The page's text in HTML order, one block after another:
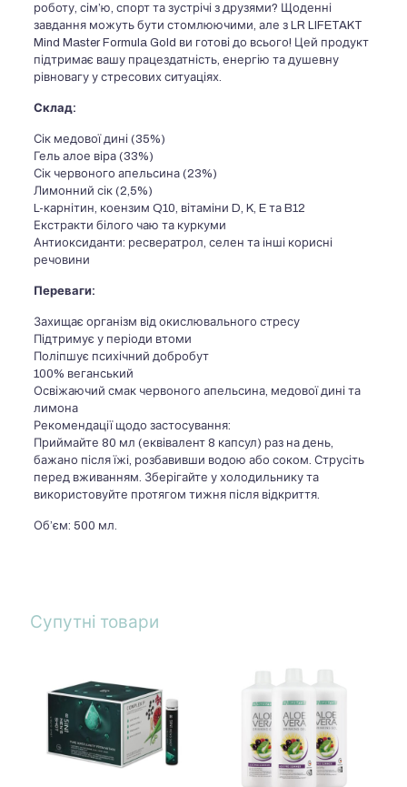
роботу, сім’ю, спорт та зустрічі з друзями? Щоденні
завдання можуть бути стомлюючими, але з LR LIFETAKT
Mind Master Formula Gold ви готові до всього! Цей продукт
підтримає вашу працездатність, енергію та душевну
рівновагу у стресових ситуаціях.
Склад:
Сік медової дині (35%)
Гель алое віра (33%)
Сік червоного апельсина (23%)
Лимонний сік (2,5%)
L-карнітин, коензим Q10, вітаміни D, K, E та B12
Екстракти білого чаю та куркуми
Антиоксиданти: ресвератрол, селен та інші корисні
речовини
Переваги:
Захищає організм від окислювального стресу
Підтримує у періоди втоми
Поліпшує психічний добробут
100% веганський
Освіжаючий смак червоного апельсина, медової дині та
лимона
Рекомендації щодо застосування:
Приймайте 80 мл (еквівалент 8 капсул) раз на день,
бажано після їжі, розбавивши водою або соком. Струсіть
перед вживанням. Зберігайте у холодильнику та
використовуйте протягом тижня після відкриття.
Об’єм: 500 мл.
Супутні товари